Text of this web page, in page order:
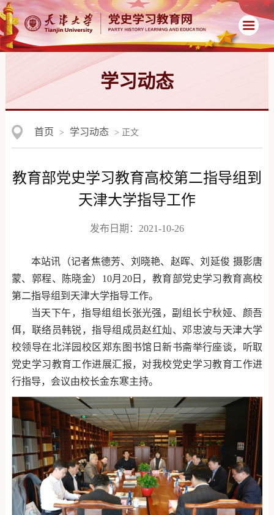
学习动态
首页 > 学习动态 > 正文
教育部党史学习教育高校第二指导组到
天津大学指导工作
发布日期：2021-10-26
本站讯（记者焦德芳、刘晓艳、赵晖、刘延俊 摄影唐
蒙、郭程、陈晓金）10月20日，教育部党史学习教育高校
第二指导组到天津大学指导工作。
当天下午，指导组组长张光强，副组长宁秋娅、颜吾
佴，联络员韩锐，指导组成员赵红灿、邓忠波与天津大学
校领导在北洋园校区郑东图书馆日新书斋举行座谈，听取
党史学习教育工作进展汇报，对我校党史学习教育工作进
行指导，会议由校长金东寒主持。